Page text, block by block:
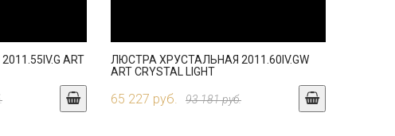
ART
ЛЮСТРА ХРУСТАЛЬНАЯ 2011.60IV.GW
ART CRYSTAL LIGHT
65 227 руб. 93 181 руб.